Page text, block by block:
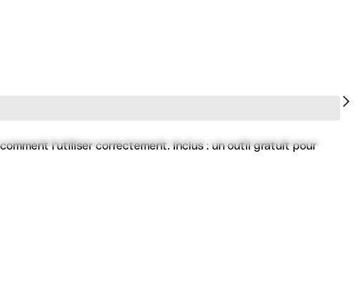
l'utiliser correctement. Inclus : un outil gratuit pour